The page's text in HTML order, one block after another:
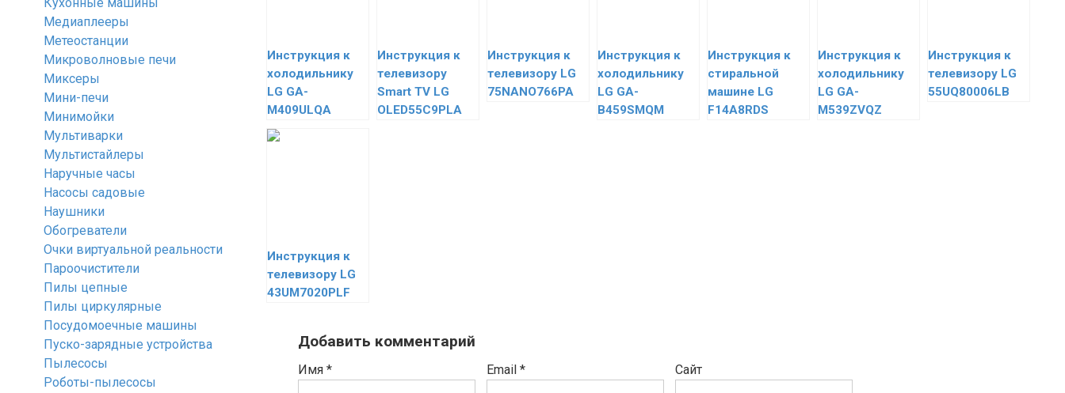
Инструкция к
холодильнику
LG GA-
M409ULQA
Инструкция к
телевизору
Smart TV LG
OLED55C9PLA
Инструкция к
телевизору LG
75NANO766PA
Инструкция к
холодильнику
LG GA-
B459SMQM
Инструкция к
стиральной
машине LG
F14A8RDS
Инструкция к
холодильнику
LG GA-
M539ZVQZ
Инструкция к
телевизору LG
55UQ80006LB
Инструкция к
телевизору LG
43UM7020PLF
Добавить комментарий
Имя * Email * Сайт
Медиаплееры
Метеостанции
Микроволновые печи
Миксеры
Мини-печи
Минимойки
Мультиварки
Мультистайлеры
Наручные часы
Насосы садовые
Наушники
Обогреватели
Очки виртуальной реальности
Пароочистители
Пилы цепные
Пилы циркулярные
Посудомоечные машины
Пуско-зарядные устройства
Пылесосы
Роботы-пылесосы